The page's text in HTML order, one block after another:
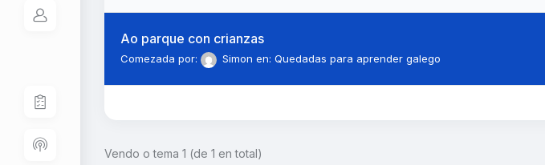
Ao parque con crianzas
Comezada por: Simon en: Quedadas para aprender galego
Vendo o tema 1 (de 1 en total)